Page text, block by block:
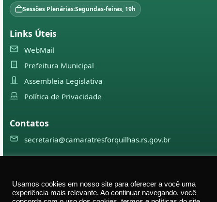
Sessões Plenárias:Segundas-feiras, 19h
Links Úteis
WebMail
Prefeitura Municipal
Assembleia Legislativa
Política de Privacidade
Contatos
secretaria@camaratresforquilhas.rs.gov.br
direitos reservados
Usamos cookies em nosso site para oferecer a você uma
experiência mais relevante. Ao continuar navegando, você